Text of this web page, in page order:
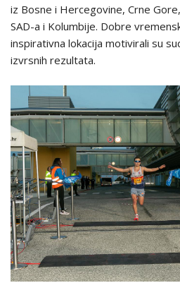
iz Bosne i Hercegovine, Crne
SAD-a i Kolumbije. Dobre
inspirativna lokacija motivirali su
izvrsnih rezultata.